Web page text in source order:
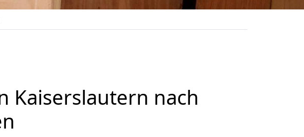
Kaiserslautern nach